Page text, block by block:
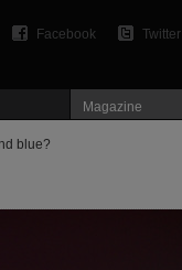
Twitter
Facebook
Magazine
blue?